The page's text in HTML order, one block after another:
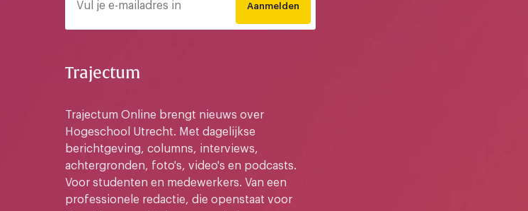
Aanmelden
Trajectum
Trajectum Online brengt nieuws over
Hogeschool Utrecht. Met dagelijkse
berichtgeving, columns, interviews,
achtergronden, foto's, video's en podcasts.
Voor studenten en medewerkers. Van een
professionele redactie, die openstaat voor